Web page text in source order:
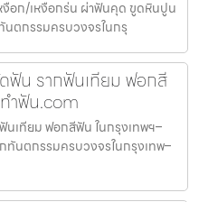
งือก/เหงือกร่น ผ่าฟันคุด ขูดหินปูน
ตกรรมครบวงจรในกรุ
น รากฟันเทียม ฟอกสี
ำฟัน.com
เทียม ฟอกสีฟัน ในกรุงเทพฯ–
นตกรรมครบวงจรในกรุงเทพ–